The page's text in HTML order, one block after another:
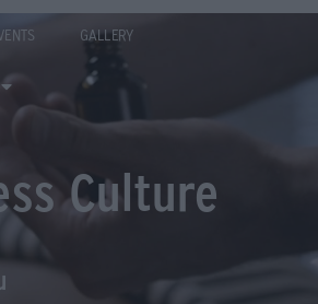
GALLERY
Culture